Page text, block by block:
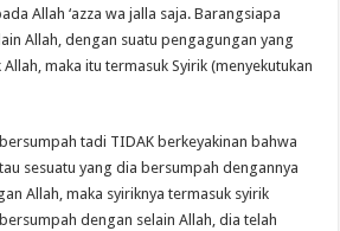
Allah ‘azza wa jalla saja. Barangsiapa
Allah, dengan suatu pengagungan yang
maka itu termasuk Syirik (menyekutukan
tadi TIDAK berkeyakinan bahwa
sesuatu yang dia bersumpah dengannya
Allah, maka syiriknya termasuk syirik
dengan selain Allah, dia telah